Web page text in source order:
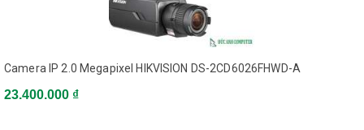
Camera IP 2.0 Megapixel HIKVISION DS-2CD6026FHWD-A
23.400.000 ₫